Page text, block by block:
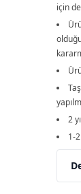
için
2
1-